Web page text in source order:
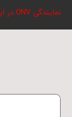
نمایندگی ONV در ایران